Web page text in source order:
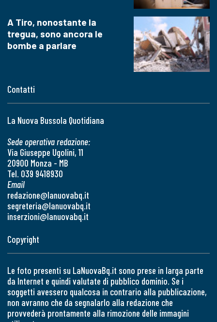
Contatti
La Nuova Bussola Quotidiana
Sede operativa redazione:
Via Giuseppe Ugolini, 11
20900 Monza - MB
Tel. 039 9418930
Email
redazione@lanuovabq.it
segreteria@lanuovabq.it
inserzioni@lanuovabq.it
A Tiro, nonostante la
tregua, sono ancora le
bombe a parlare
Copyright
Le foto presenti su LaNuovaBq.it sono prese in larga parte
da Internet e quindi valutate di pubblico dominio. Se i
soggetti avessero qualcosa in contrario alla pubblicazione,
non avranno che da segnalarlo alla redazione che
provvederà prontamente alla rimozione delle immagini